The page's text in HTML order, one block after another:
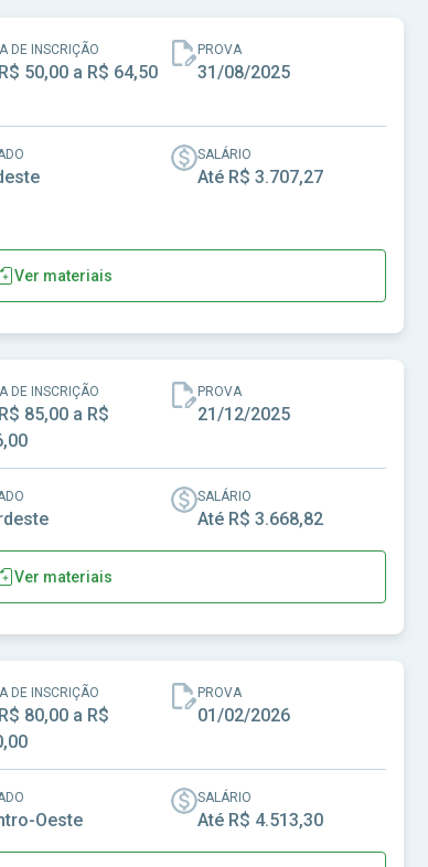
DE INSCRIÇÃO
50,00 a R$ 64,50
PROVA
31/08/2025
SALÁRIO
Até R$ 3.707,27
Ver materiais
DE INSCRIÇÃO
85,00 a R$
PROVA
21/12/2025
SALÁRIO
Até R$ 3.668,82
Ver materiais
DE INSCRIÇÃO
80,00 a R$
PROVA
01/02/2026
Oeste
SALÁRIO
Até R$ 4.513,30